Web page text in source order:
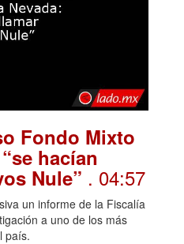
Fondo Mixto
hacían
Nule” . 04:57
un informe de la Fiscalía
a uno de los más
país.